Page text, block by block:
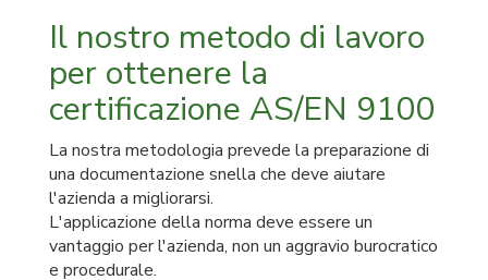
Il nostro metodo di lavoro
per ottenere la
certificazione AS/EN 9100
La nostra metodologia prevede la preparazione di
una documentazione snella che deve aiutare
l'azienda a migliorarsi.
L'applicazione della norma deve essere un
vantaggio per l'azienda, non un aggravio burocratico
e procedurale.